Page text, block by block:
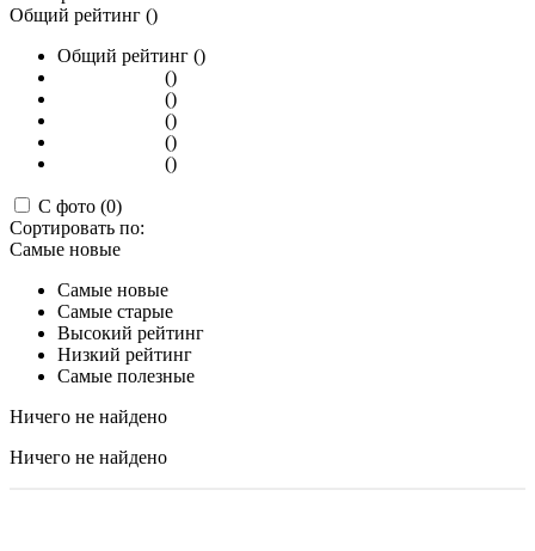
Общий рейтинг ()
Общий рейтинг ()
()
()
()
()
()
С фото (0)
Сортировать по:
Самые новые
Самые новые
Самые старые
Высокий рейтинг
Низкий рейтинг
Самые полезные
Ничего не найдено
Ничего не найдено